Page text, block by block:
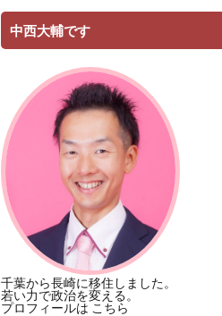
中西大輔です
千葉から長崎に移住しました。
若い力で政治を変える。
プロフィールは こちら